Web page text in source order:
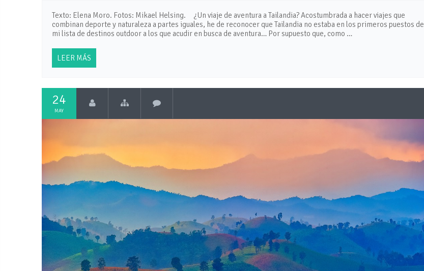
Texto: Elena Moro. Fotos: Mikael Helsing. ¿Un viaje de aventura a Tailandia? Acostumbrada a hacer viajes que
combinan deporte y naturaleza a partes iguales, he de reconocer que Tailandia no estaba en los primeros puestos de
mi lista de destinos outdoor a los que acudir en busca de aventura… Por supuesto que, como …
LEER MÁS
24
MAY